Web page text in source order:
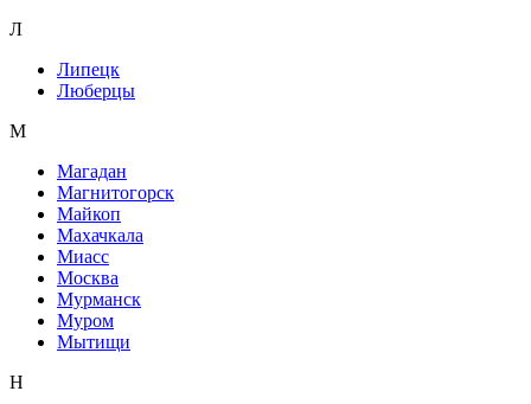
Л
Липецк
Люберцы
М
Магадан
Магнитогорск
Майкоп
Махачкала
Миасс
Москва
Мурманск
Муром
Мытищи
Н